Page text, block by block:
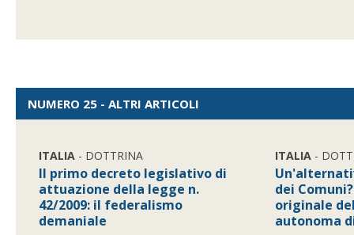
NUMERO 25 - ALTRI ARTICOLI
ITALIA - DOTTRINA
Il primo decreto legislativo di
attuazione della legge n.
42/2009: il federalismo
demaniale
ITALIA -
dei
originale
autonoma